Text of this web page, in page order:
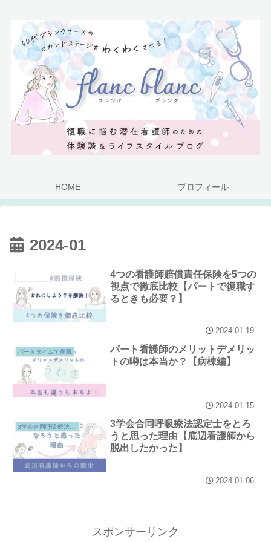
HOME プロフィール
2024-01
4つの看護師賠償責任保険を5つの
視点で徹底比較【パートで復職す
るときも必要？】
2024.01.19
パートタイムで復職
パート看護師のメリットデメリッ
トの噂は本当か？【病棟編】
2024.01.15
3学会合同呼吸療法認定士
3学会合同呼吸療法認定士をとろ
うと思った理由【底辺看護師から
脱出したかった】
2024.01.06
スポンサーリンク